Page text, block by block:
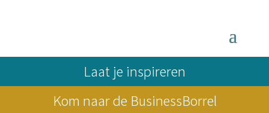
Laat je inspireren
Kom naar de BusinessBorrel